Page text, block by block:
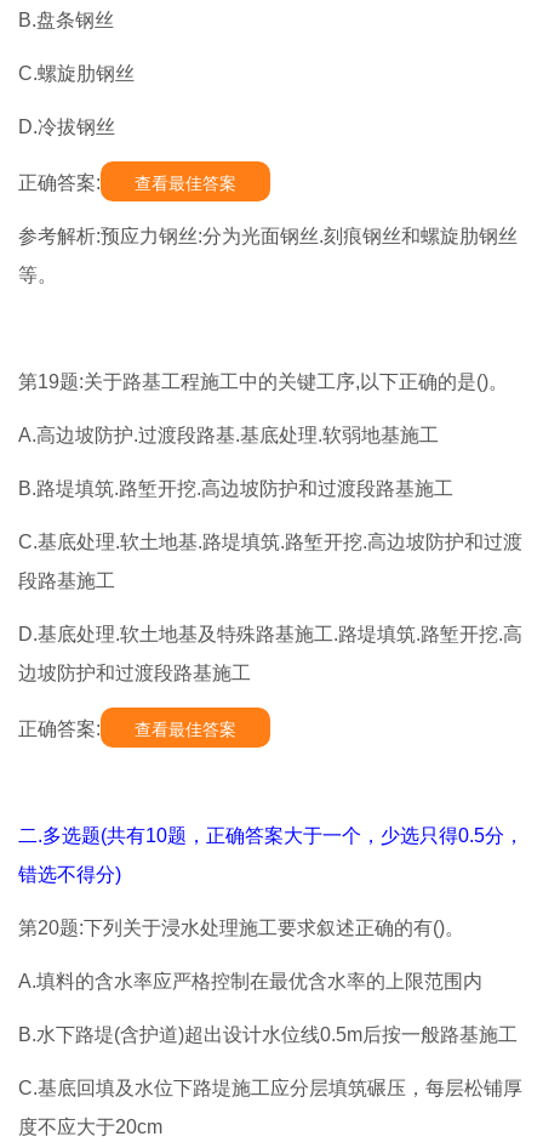
B.盘条钢丝
C.螺旋肋钢丝
D.冷拔钢丝
正确答案: 查看最佳答案
参考解析:预应力钢丝:分为光面钢丝.刻痕钢丝和螺旋肋钢丝
等。
第19题:关于路基工程施工中的关键工序,以下正确的是()。
A.高边坡防护.过渡段路基.基底处理.软弱地基施工
B.路堤填筑.路堑开挖.高边坡防护和过渡段路基施工
C.基底处理.软土地基.路堤填筑.路堑开挖.高边坡防护和过渡
段路基施工
D.基底处理.软土地基及特殊路基施工.路堤填筑.路堑开挖.高
边坡防护和过渡段路基施工
正确答案: 查看最佳答案
二.多选题(共有10题，正确答案大于一个，少选只得0.5分，
错选不得分)
第20题:下列关于浸水处理施工要求叙述正确的有()。
A.填料的含水率应严格控制在最优含水率的上限范围内
B.水下路堤(含护道)超出设计水位线0.5m后按一般路基施工
C.基底回填及水位下路堤施工应分层填筑碾压，每层松铺厚
度不应大于20cm